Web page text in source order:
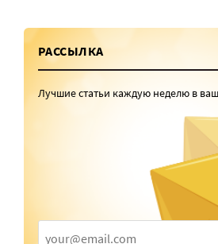
РАССЫЛКА
Лучшие статьи каждую неделю в